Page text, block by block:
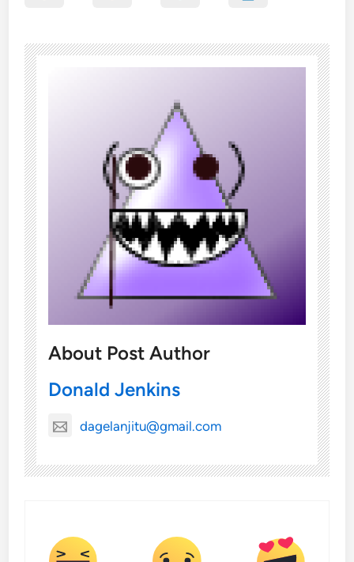
About Post Author
Donald Jenkins
dagelanjitu@gmail.com